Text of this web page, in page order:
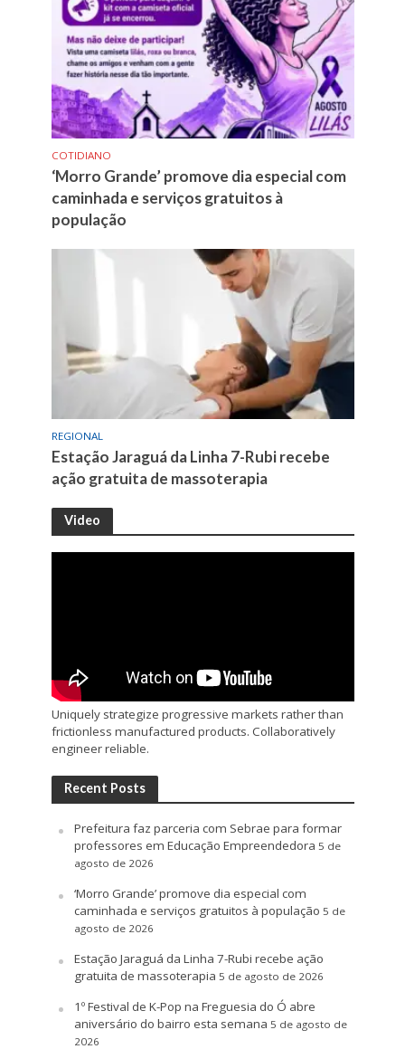
COTIDIANO
‘Morro Grande’ promove dia especial com
caminhada e serviços gratuitos à
população
REGIONAL
Estação Jaraguá da Linha 7-Rubi recebe
ação gratuita de massoterapia
Video
Uniquely strategize progressive markets rather than
frictionless manufactured products. Collaboratively
engineer reliable.
Recent Posts
Prefeitura faz parceria com Sebrae para formar
professores em Educação Empreendedora 5 de
agosto de 2026
‘Morro Grande’ promove dia especial com
caminhada e serviços gratuitos à população 5 de
agosto de 2026
Estação Jaraguá da Linha 7-Rubi recebe ação
gratuita de massoterapia 5 de agosto de 2026
1º Festival de K-Pop na Freguesia do Ó abre
aniversário do bairro esta semana 5 de agosto de
2026